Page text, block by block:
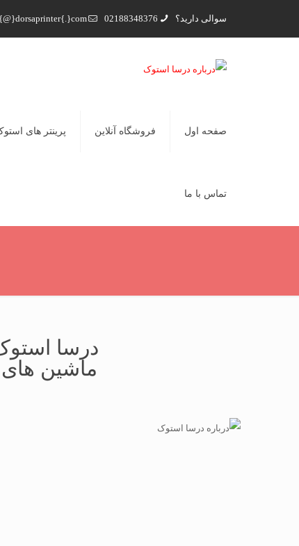
سوالی دارید؟ 02188348376
صفحه اول فروشگاه آنلاین پرینتر های
تماس با ما
درسا
ماشین